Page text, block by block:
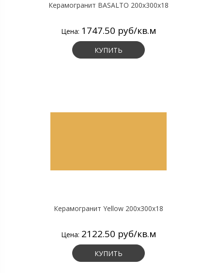
Керамогранит BASALTO 200х300х18
Цена: 1747.50 руб/кв.м
КУПИТЬ
Керамогранит Yellow 200х300х18
Цена: 2122.50 руб/кв.м
КУПИТЬ